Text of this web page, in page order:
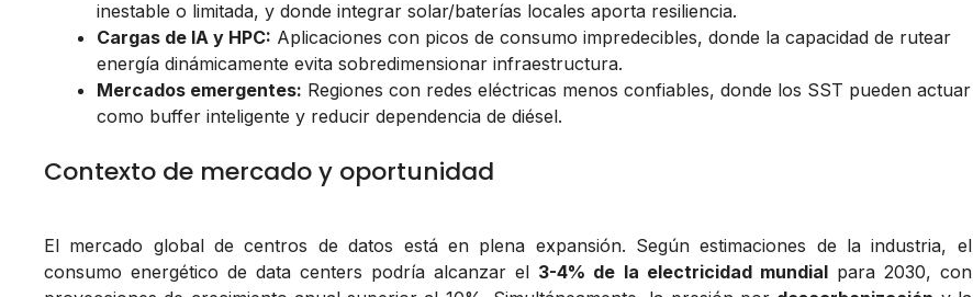
inestable o limitada, y donde integrar solar/baterías locales aporta resiliencia.
Cargas de IA y HPC: Aplicaciones con picos de consumo impredecibles, donde la capacidad de rutear
energía dinámicamente evita sobredimensionar infraestructura.
Mercados emergentes: Regiones con redes eléctricas menos confiables, donde los SST pueden actuar
como buffer inteligente y reducir dependencia de diésel.
Contexto de mercado y oportunidad
El mercado global de centros de datos está en plena expansión. Según estimaciones de la industria, el
consumo energético de data centers podría alcanzar el 3-4% de la electricidad mundialpara 2030, con